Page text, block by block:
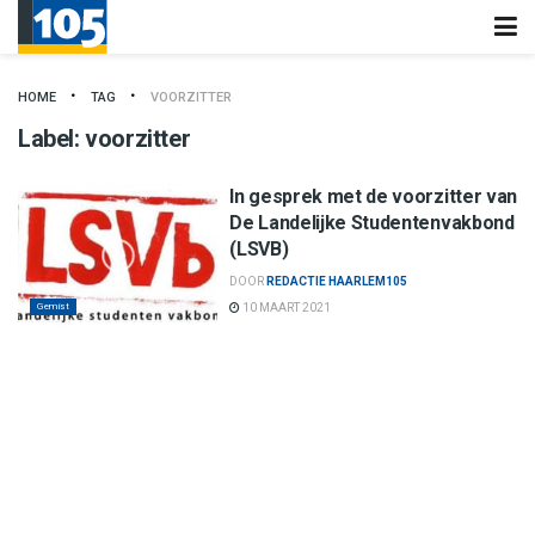
HOME TAG VOORZITTER
Label:voorzitter
Gemist
In gesprek met de voorzitter van
De Landelijke Studentenvakbond
(LSVB)
DOOR REDACTIE HAARLEM105
10 MAART 2021